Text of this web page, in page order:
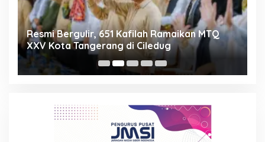
Resmi Bergulir, 651 Kafilah Ramaikan MTQ
XXV Kota Tangerang di Ciledug